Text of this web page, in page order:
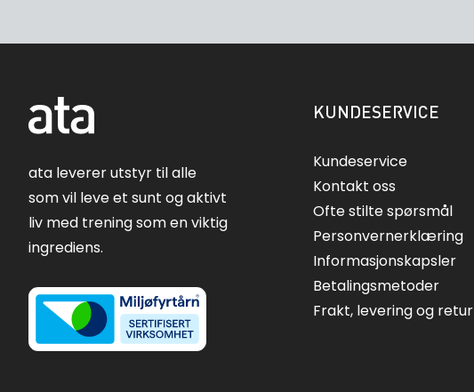
ata leverer utstyr til alle
som vil leve et sunt og aktivt
liv med trening som en viktig
ingrediens.
KUNDESERVICE
Kundeservice
Kontakt oss
Ofte stilte spørsmål
Personvernerklæring
Informasjonskapsler
Betalingsmetoder
Frakt, levering og retur